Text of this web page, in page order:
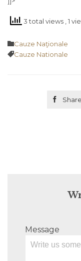
3 total views , 1
Category
Cauze Naţionale
Tags
Cauze Nationale
 Share
Message